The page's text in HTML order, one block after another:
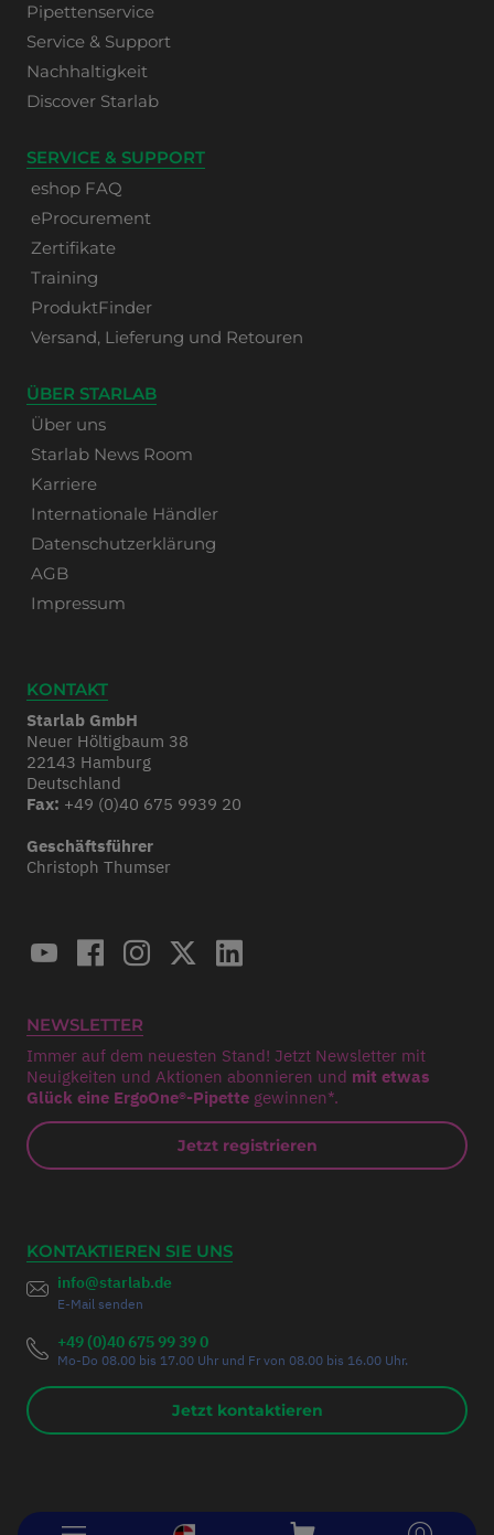
Pipettenservice
Service & Support
Nachhaltigkeit
Discover Starlab
SERVICE & SUPPORT
eshop FAQ
eProcurement
Zertifikate
Training
ProduktFinder
Versand, Lieferung und Retouren
ÜBER STARLAB
Über uns
Starlab News Room
Karriere
Internationale Händler
Datenschutzerklärung
AGB
Impressum
KONTAKT
Starlab GmbH
Neuer Höltigbaum 38
22143 Hamburg
Deutschland
Fax: +49 (0)40 675 9939 20
Geschäftsführer
Christoph Thumser
NEWSLETTER
Immer auf dem neuesten Stand! Jetzt Newsletter mit
Neuigkeiten und Aktionen abonnieren und mit etwas
Glück eine ErgoOne®-Pipette gewinnen*.
Jetzt registrieren
KONTAKTIEREN SIE UNS
info@starlab.de
E-Mail senden
+49 (0)40 675 99 39 0
Mo-Do 08.00 bis 17.00 Uhr und Fr von 08.00 bis 16.00 Uhr.
Jetzt kontaktieren